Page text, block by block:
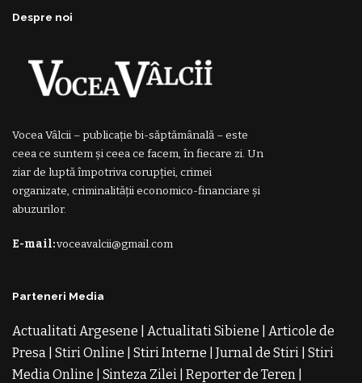
Despre noi
Vocea Vâlcii – publicație bi-săptămânală – este
ceea ce suntem și ceea ce facem, în fiecare zi. Un
ziar de luptă împotriva corupției, crimei
organizate, criminalității economico-financiare și
abuzurilor.
E-mail:voceavalcii@gmail.com
Parteneri Media
Actualitati Argesene Actualitati Sibiene
Articole de
Presa Stiri Online Stiri Interne Jurnal de Stiri Stiri
Media Online
Sinteza Zilei Reporter de Teren